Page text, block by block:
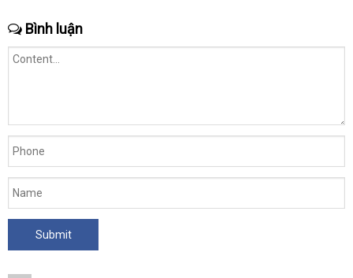
Bình luận